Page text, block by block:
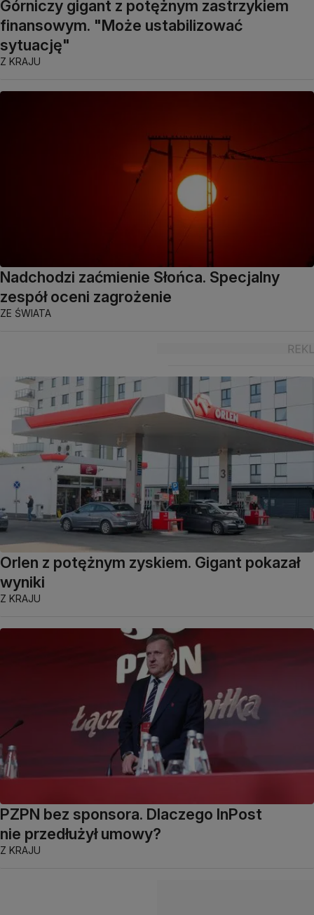
Górniczy gigant z potężnym zastrzykiem
finansowym. "Może ustabilizować
sytuację"
Z KRAJU
Nadchodzi zaćmienie Słońca. Specjalny
zespół oceni zagrożenie
ZE ŚWIATA
Orlen z potężnym zyskiem. Gigant pokazał
wyniki
Z KRAJU
PZPN bez sponsora. Dlaczego InPost
nie przedłużył umowy?
Z KRAJU